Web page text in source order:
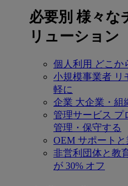
必要別 様々な
リューション
個人利用 どこか
小規模事業者 リ
軽に
企業 大企業・組
管理サービス プ
管理・保守する
OEM サポート
非営利団体と教
が 30% オフ